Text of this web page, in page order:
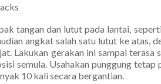
tangan dan lutut pada lantai,
angkat salah satu lutut ke atas,
Lakukan gerakan ini sampai terasa
semula. Usahakan punggung
10 kali secara bergantian.